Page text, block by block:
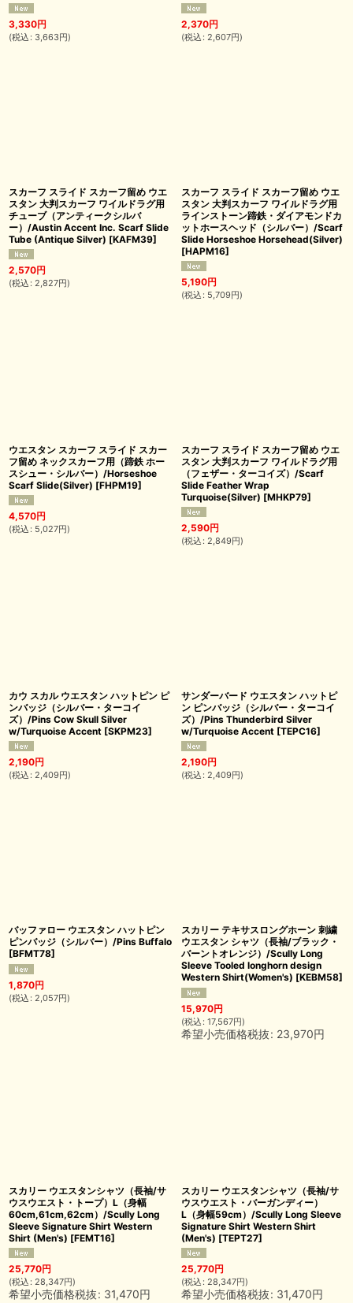
3,330円
(税込 : 3,663円)
2,370円
(税込 : 2,607円)
スカーフ スライド スカーフ留め ウエ
スタン 大判スカーフ ワイルドラグ用
チューブ（アンティークシルバ
ー）/Austin Accent Inc. Scarf Slide
Tube (Antique Silver) [KAFM39]
2,570円
(税込 : 2,827円)
スカーフ スライド スカーフ留め ウエ
スタン 大判スカーフ ワイルドラグ用
ラインストーン蹄鉄・ダイアモンドカ
ットホースヘッド（シルバー）/Scarf
Slide Horseshoe Horsehead(Silver)
[HAPM16]
5,190円
(税込 : 5,709円)
ウエスタン スカーフ スライド スカー
フ留め ネックスカーフ用（蹄鉄 ホー
スシュー・シルバー）/Horseshoe
Scarf Slide(Silver) [FHPM19]
4,570円
(税込 : 5,027円)
スカーフ スライド スカーフ留め ウエ
スタン 大判スカーフ ワイルドラグ用
（フェザー・ターコイズ）/Scarf
Slide Feather Wrap
Turquoise(Silver) [MHKP79]
2,590円
(税込 : 2,849円)
カウ スカル ウエスタン ハットピン ピ
ンバッジ（シルバー・ターコイ
ズ）/Pins Cow Skull Silver
w/Turquoise Accent [SKPM23]
2,190円
(税込 : 2,409円)
サンダーバード ウエスタン ハットピ
ン ピンバッジ（シルバー・ターコイ
ズ）/Pins Thunderbird Silver
w/Turquoise Accent [TEPC16]
2,190円
(税込 : 2,409円)
バッファロー ウエスタン ハットピン
ピンバッジ（シルバー）/Pins Buffalo
[BFMT78]
1,870円
(税込 : 2,057円)
スカリー テキサスロングホーン 刺繍
ウエスタン シャツ（長袖/ブラック・
バーントオレンジ）/Scully Long
Sleeve Tooled longhorn design
Western Shirt(Women's) [KEBM58]
15,970円
(税込 : 17,567円)
希望小売価格税抜: 23,970円
スカリー ウエスタンシャツ（長袖/サ
ウスウエスト・トープ）L（身幅
60cm,61cm,62cm）/Scully Long
Sleeve Signature Shirt Western
Shirt (Men's) [FEMT16]
25,770円
(税込 : 28,347円)
希望小売価格税抜: 31,470円
スカリー ウエスタンシャツ（長袖/サ
ウスウエスト・バーガンディー）
L（身幅59cm）/Scully Long Sleeve
Signature Shirt Western Shirt
(Men's) [TEPT27]
25,770円
(税込 : 28,347円)
希望小売価格税抜: 31,470円